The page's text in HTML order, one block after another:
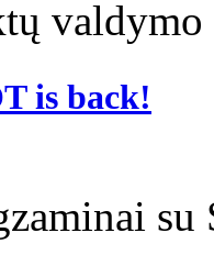
is back!
su